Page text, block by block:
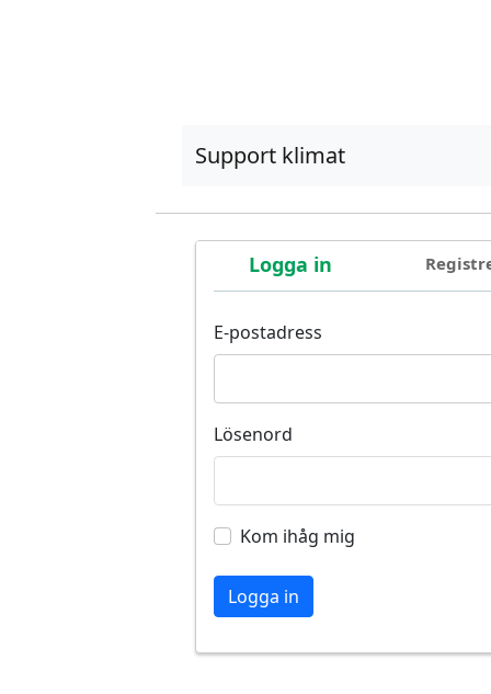
Support klimat
Logga in
E-postadress
Lösenord
Kom ihåg mig